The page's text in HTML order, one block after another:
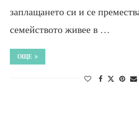
заплащането си и се
семейството живее в …
ОЩЕ